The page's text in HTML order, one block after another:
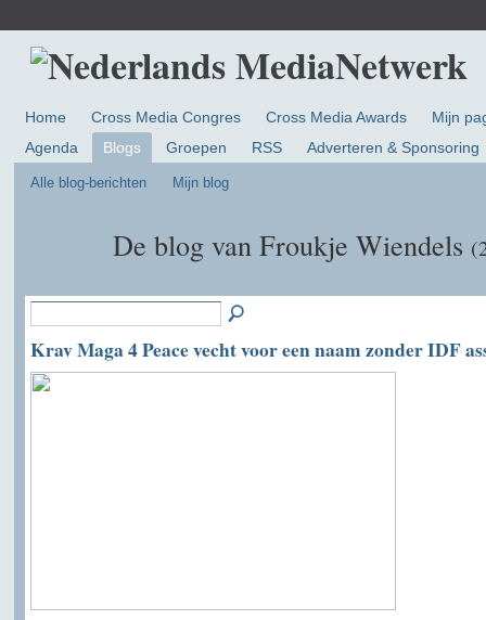
Home Cross Media Congres Cross Media Awards
Mijn
Agenda
Blogs Groepen RSS Adverteren & Sponsoring
Alle blog-berichten Mijn blog
De blog van Froukje Wiendels
Krav Maga 4 Peace vecht voor een naam zonder IDF